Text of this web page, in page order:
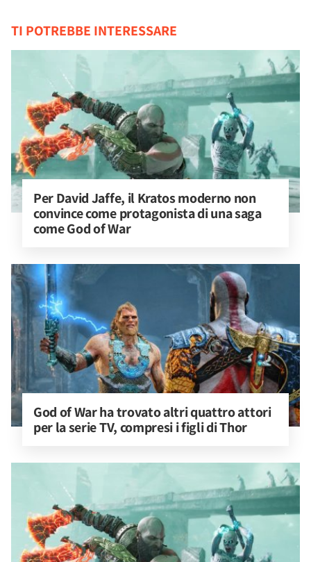
TI POTREBBE INTERESSARE
Per David Jaffe, il Kratos moderno non
convince come protagonista di una saga
come God of War
God of War ha trovato altri quattro attori
per la serie TV, compresi i figli di Thor